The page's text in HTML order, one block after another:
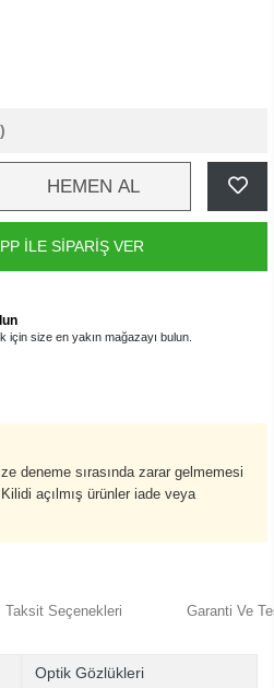
HEMEN AL
İLE SİPARİŞ VER
size en yakın mağazayı bulun.
deneme sırasında zarar gelmemesi
açılmış ürünler iade veya
Taksit Seçenekleri Garanti Ve
Optik Gözlükleri